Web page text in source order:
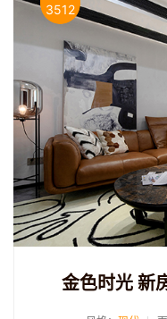
3512
金色时光 新